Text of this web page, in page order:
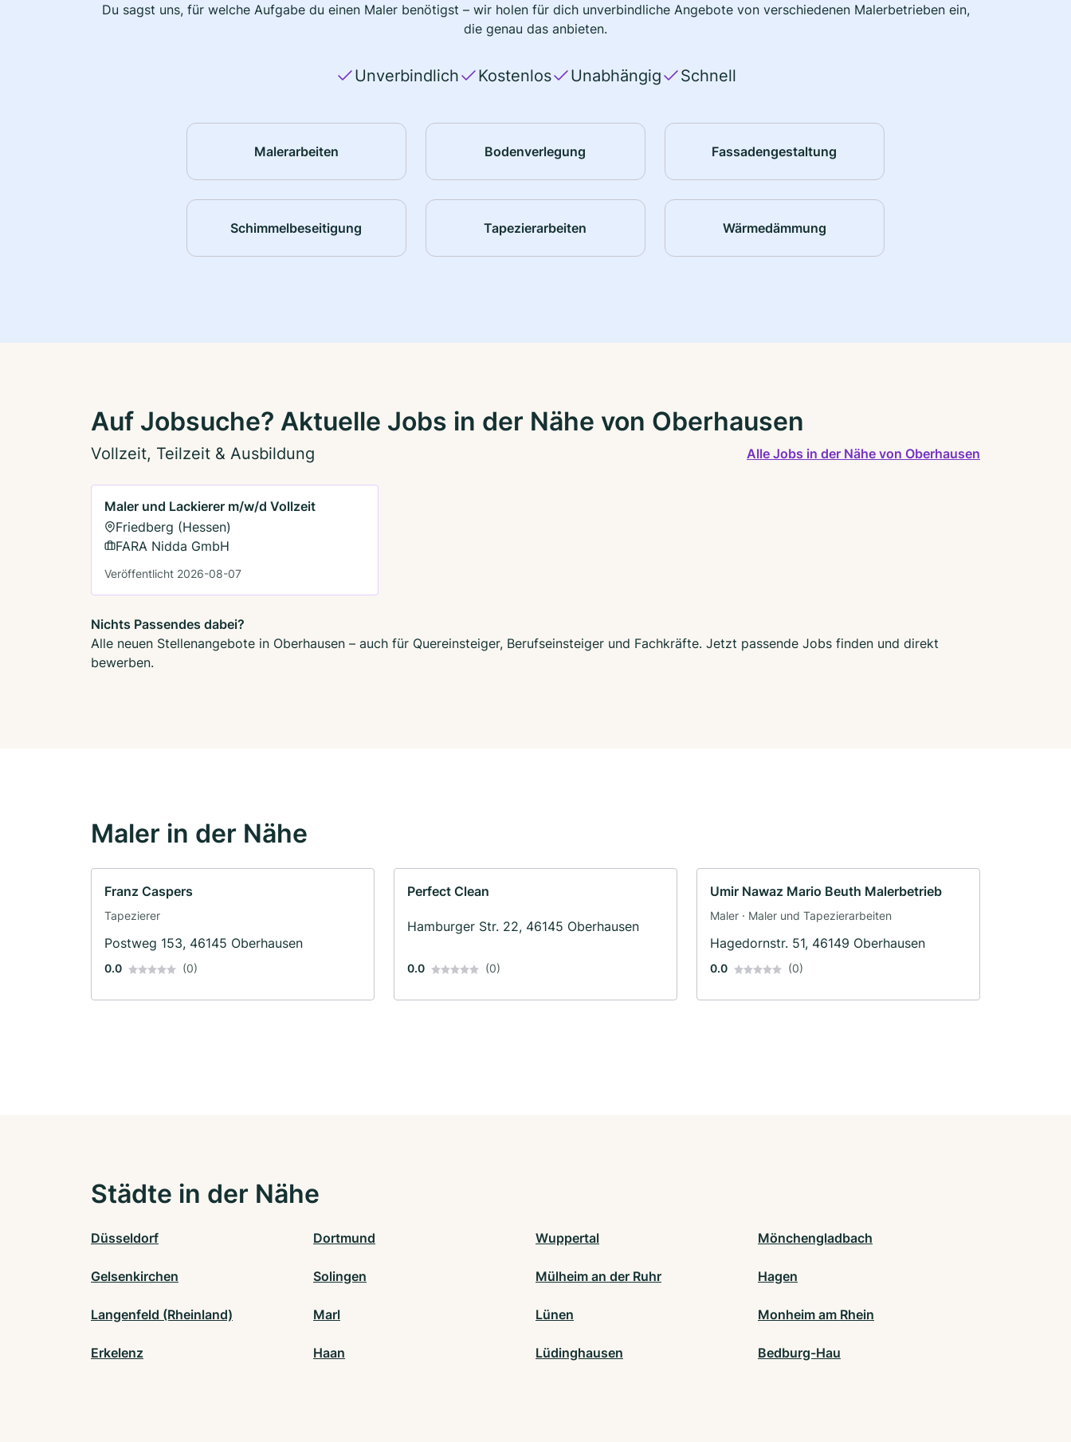
Du sagst uns, für welche Aufgabe du einen Maler benötigst – wir holen für dich unverbindliche Angebote von verschiedenen Malerbetrieben ein,
die genau das anbieten.
Unverbindlich Kostenlos Unabhängig Schnell
Malerarbeiten Bodenverlegung Fassadengestaltung
Schimmelbeseitigung Tapezierarbeiten Wärmedämmung
Auf Jobsuche? Aktuelle Jobs in der Nähe von Oberhausen
Vollzeit, Teilzeit & Ausbildung Alle Jobs in der Nähe von Oberhausen
Maler und Lackierer m/w/d Vollzeit
Friedberg (Hessen)
FARA Nidda GmbH
Veröffentlicht 2026-08-07
Nichts Passendes dabei?
Alle neuen Stellenangebote in Oberhausen – auch für Quereinsteiger, Berufseinsteiger und Fachkräfte. Jetzt passende Jobs finden und direkt
bewerben.
Maler in der Nähe
Franz Caspers
Tapezierer
Postweg 153, 46145 Oberhausen
0.0 (0)
Perfect Clean
Hamburger Str. 22, 46145 Oberhausen
0.0 (0)
Umir Nawaz Mario Beuth Malerbetrieb
Maler · Maler und Tapezierarbeiten
Hagedornstr. 51, 46149 Oberhausen
0.0 (0)
Städte in der Nähe
Düsseldorf Dortmund Wuppertal Mönchengladbach
Gelsenkirchen Solingen Mülheim an der Ruhr Hagen
Langenfeld (Rheinland) Marl Lünen Monheim am Rhein
Erkelenz Haan Lüdinghausen Bedburg-Hau